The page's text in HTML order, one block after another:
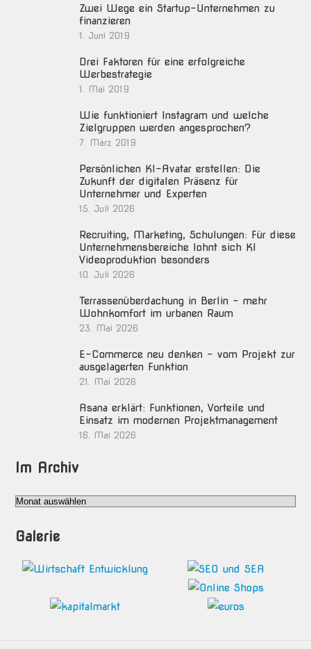
Zwei Wege ein Startup-Unternehmen zu
finanzieren
1. Juni 2019
Drei Faktoren für eine erfolgreiche
Werbestrategie
1. Mai 2019
Wie funktioniert Instagram und welche
Zielgruppen werden angesprochen?
7. März 2019
Persönlichen KI-Avatar erstellen: Die
Zukunft der digitalen Präsenz für
Unternehmer und Experten
15. Juli 2026
Recruiting, Marketing, Schulungen: Für diese
Unternehmensbereiche lohnt sich KI
Videoproduktion besonders
10. Juli 2026
Terrassenüberdachung in Berlin – mehr
Wohnkomfort im urbanen Raum
23. Mai 2026
E-Commerce neu denken – vom Projekt zur
ausgelagerten Funktion
21. Mai 2026
Asana erklärt: Funktionen, Vorteile und
Einsatz im modernen Projektmanagement
16. Mai 2026
Im Archiv
Im
Galerie